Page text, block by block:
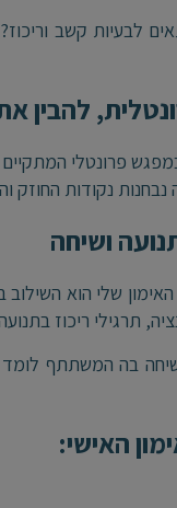
לבעיות קשב
להבין
פרונטלי
נקודות החוזק
ושיחה
שלי הוא
תרגילי ריכוז
בה המשתתף לומד
האישי: